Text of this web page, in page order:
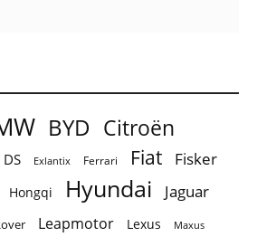
BYD Citroën
DS Exlantix Ferrari Fiat Fisker
Hongqi Hyundai Jaguar
Leapmotor Lexus Maxus